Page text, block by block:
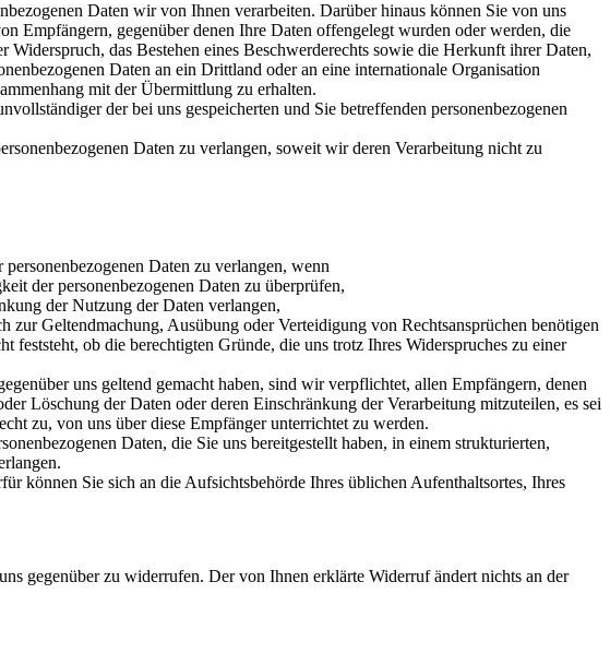
Daten wir von Ihnen verarbeiten. Darüber hinaus können Sie von uns
Empfängern, gegenüber denen Ihre Daten offengelegt wurden oder werden, die
das Bestehen eines Beschwerderechts sowie die Herkunft ihrer Daten,
Daten an ein Drittland oder an eine internationale Organisation
mit der Übermittlung zu erhalten.
der bei uns gespeicherten und Sie betreffenden personenbezogenen
Daten zu verlangen, soweit wir deren Verarbeitung nicht zu
Daten zu verlangen, wenn
der personenbezogenen Daten zu überprüfen,
der Nutzung der Daten verlangen,
Geltendmachung, Ausübung oder Verteidigung von Rechtsansprüchen benötigen
ob die berechtigten Gründe, die uns trotz Ihres Widerspruches zu einer
uns geltend gemacht haben, sind wir verpflichtet, allen Empfängern, denen
Löschung der Daten oder deren Einschränkung der Verarbeitung mitzuteilen, es sei
zu, von uns über diese Empfänger unterrichtet zu werden.
Daten, die Sie uns bereitgestellt haben, in einem strukturierten,
können Sie sich an die Aufsichtsbehörde Ihres üblichen Aufenthaltsortes, Ihres
gegenüber zu widerrufen. Der von Ihnen erklärte Widerruf ändert nichts an der